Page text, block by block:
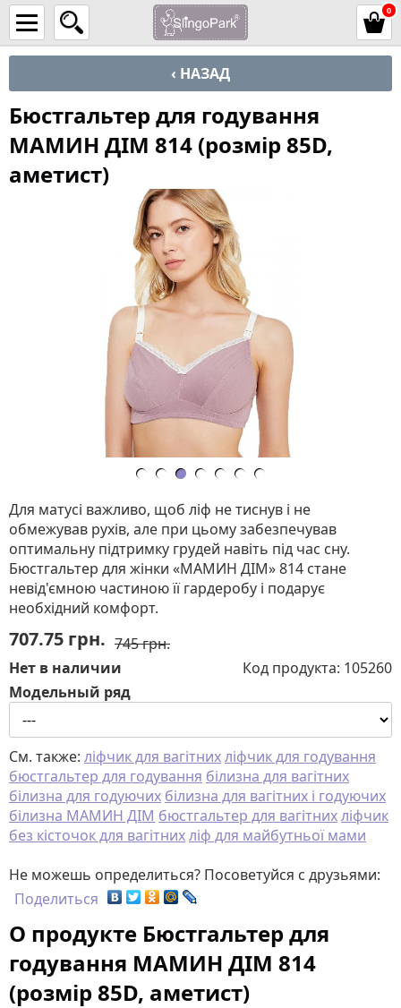
0
‹ НАЗАД
Бюстгальтер для годування
МАМИН ДІМ 814 (розмір 85D,
аметист)
Для матусі важливо, щоб ліф не тиснув і не
обмежував рухів, але при цьому забезпечував
оптимальну підтримку грудей навіть під час сну.
Бюстгальтер для жінки «МАМИН ДІМ» 814 стане
невід'ємною частиною її гардеробу і подарує
необхідний комфорт.
707.75 грн. 745 грн.
Нет в наличии
Код продукта: 105260
Модельный ряд
См. также: ліфчик для вагітнихліфчик для годування
бюстгальтер для годування білизна для вагітних
білизна для годуючих білизна для вагітних і годуючих
білизна МАМИН ДІМ бюстгальтер для вагітнихліфчик
без кісточок для вагітнихліф для майбутньої мами
Не можешь определиться? Посоветуйся с друзьями:
Поделиться
О продукте Бюстгальтер для
годування МАМИН ДІМ 814
(розмір 85D, аметист)